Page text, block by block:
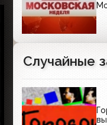
Случайные